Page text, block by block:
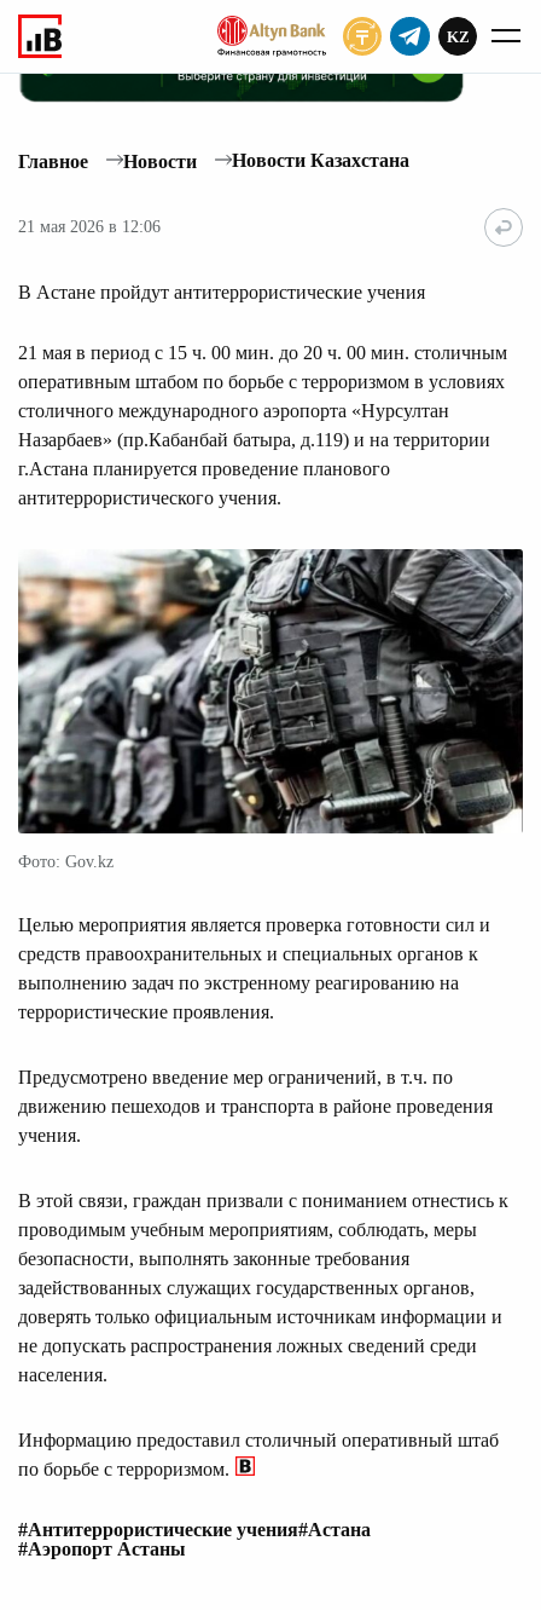
KZ
Главное Новости Новости Казахстана
21 мая 2026 в 12:06
В Астане пройдут антитеррористические учения
21 мая в период с 15 ч. 00 мин. до 20 ч. 00 мин. столичным
оперативным штабом по борьбе с терроризмом в условиях
столичного международного аэропорта «Нурсултан
Назарбаев» (пр.Кабанбай батыра, д.119) и на территории
г.Астана планируется проведение планового
антитеррористического учения.
Фото: Gov.kz
Целью мероприятия является проверка готовности сил и
средств правоохранительных и специальных органов к
выполнению задач по экстренному реагированию на
террористические проявления.
Предусмотрено введение мер ограничений, в т.ч. по
движению пешеходов и транспорта в районе проведения
учения.
В этой связи, граждан призвали с пониманием отнестись к
проводимым учебным мероприятиям, соблюдать, меры
безопасности, выполнять законные требования
задействованных служащих государственных органов,
доверять только официальным источникам информации и
не допускать распространения ложных сведений среди
населения.
Информацию предоставил столичный оперативный штаб
по борьбе с терроризмом.
#Антитеррористические учения#Астана
#Аэропорт Астаны